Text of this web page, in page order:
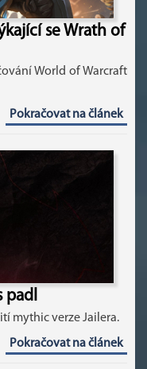
se Wrath of
World of Warcraft
Pokračovat na článek
mythic verze Jailera.
Pokračovat na článek